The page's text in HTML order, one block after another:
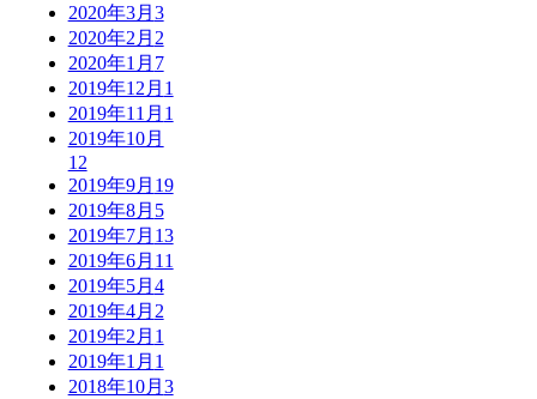
2020年3月 3
2020年2月 2
2020年1月 7
2019年12月 1
2019年11月 1
2019年10月
12
2019年9月 19
2019年8月 5
2019年7月 13
2019年6月 11
2019年5月 4
2019年4月 2
2019年2月 1
2019年1月 1
2018年10月 3